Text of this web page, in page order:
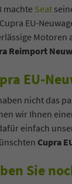
machte Seat
EU-
Motoren
Reimport
EU-
nicht das
wir Ihnen
einfach
Cupra
Sie